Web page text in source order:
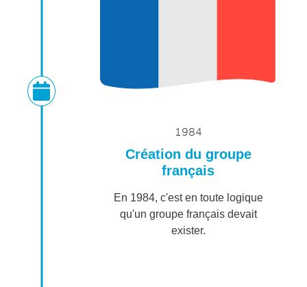
1984
Création du groupe
français
En 1984, c'est en toute logique
qu'un groupe français devait
exister.